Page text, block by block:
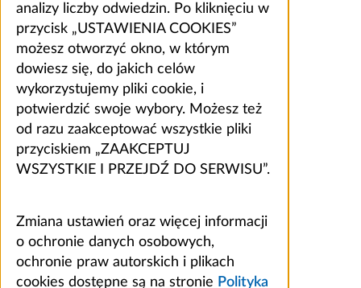
analizy liczby odwiedzin. Po kliknięciu w
przycisk „USTAWIENIA COOKIES”
możesz otworzyć okno, w którym
dowiesz się, do jakich celów
wykorzystujemy pliki cookie, i
potwierdzić swoje wybory. Możesz też
od razu zaakceptować wszystkie pliki
przyciskiem „ZAAKCEPTUJ
WSZYSTKIE I PRZEJDŹ DO SERWISU”.
Zmiana ustawień oraz więcej informacji
o ochronie danych osobowych,
ochronie praw autorskich i plikach
cookies dostępne są na stronie Polityka